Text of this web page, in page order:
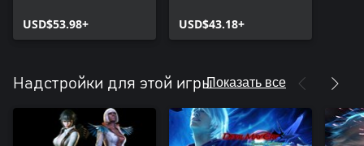
USD$53.98+
USD$43.18+
Надстройки для этой игрыПоказать все